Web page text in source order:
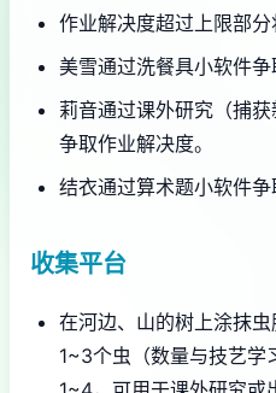
作业解决度超过上限部分
美雪通过洗餐具小软件争
莉音通过课外研究（捕获
争取作业解决度。
结衣通过算术题小软件争
收集平台
在河边、山的树上涂抹
1~3个虫（数量与技艺学